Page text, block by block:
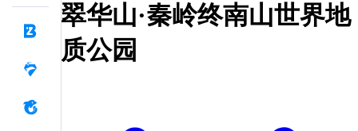
翠华山·秦岭终南山世界地
质公园